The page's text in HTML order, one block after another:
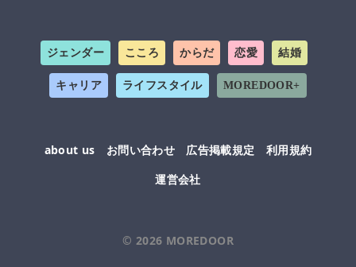
ジェンダー こころ からだ 恋愛 結婚
キャリア ライフスタイル MOREDOOR+
about us お問い合わせ 広告掲載規定
利用規約
運営会社
© 2026 MOREDOOR